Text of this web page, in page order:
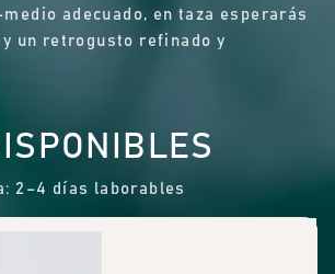
adecuado, en taza esperarás
un retrogusto refinado y
2–4 días laborables